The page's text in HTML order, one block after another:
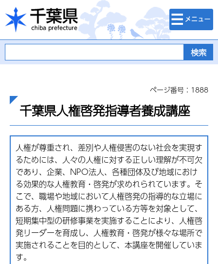
千葉県
検索・メニュ
ー
ページ番号：1888
千葉県人権啓発指導者養成講座
人権が尊重され、差別や人権侵害のない社会を実現す
るためには、人々の人権に対する正しい理解が不可欠
であり、企業、NPO法人、各種団体及び地域におけ
る効果的な人権教育・啓発が求めれられています。そ
こで、職場や地域において人権啓発の指導的な立場に
ある方、人権問題に携わっている方等を対象として、
短期集中型の研修事業を実施することにより、人権啓
発リーダーを育成し、人権教育・啓発が様々な場所で
実施されることを目的として、本講座を開催していま
す。